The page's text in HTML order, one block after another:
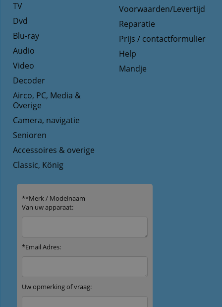
Voorwaarden/Levertijd
Reparatie
Prijs / contactformulier
Help
Mandje
TV
Dvd
Blu-ray
Audio
Video
Decoder
Airco, PC, Media &
Overige
Camera, navigatie
Senioren
Accessoires & overige
Classic, König